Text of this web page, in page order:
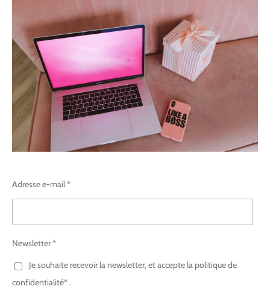
Adresse e-mail *
Newsletter *
Je souhaite recevoir la newsletter, et accepte la politique de
confidentialité* .